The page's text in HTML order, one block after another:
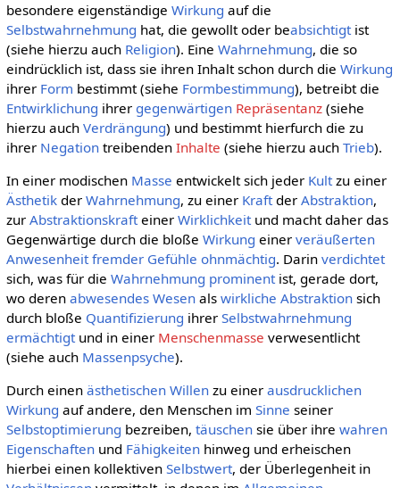
besondere eigenständige Wirkung auf die
Selbstwahrnehmung hat, die gewollt oder beabsichtigtist
(siehe hierzu auch Religion). Eine Wahrnehmung, die so
eindrücklich ist, dass sie ihren Inhalt schon durch die Wirkung
ihrer Form bestimmt (siehe Formbestimmung), betreibt die
Entwirklichung ihrer gegenwärtigen Repräsentanz(siehe
hierzu auch Verdrängung) und bestimmt hierfurch die zu
ihrer Negationtreibenden Inhalte (siehe hierzu auch Trieb).
In einer modischen Masse entwickelt sich jeder Kultzu einer
Ästhetikder Wahrnehmung, zu einer Kraftder Abstraktion,
zur Abstraktionskrafteiner Wirklichkeitund macht daher das
Gegenwärtige durch die bloße Wirkung einer veräußerten
Anwesenheit fremder Gefühle ohnmächtig. Darin verdichtet
sich, was für die Wahrnehmung prominentist, gerade dort,
wo deren abwesendes Wesenals wirkliche Abstraktionsich
durch bloße Quantifizierung ihrer Selbstwahrnehmung
ermächtigtund in einer Menschenmasse verwesentlicht
(siehe auch Massenpsyche).
Durch einen ästhetischen Willenzu einer ausdrucklichen
Wirkung auf andere, den Menschen im Sinne seiner
Selbstoptimierung bezreiben, täuschensie über ihre wahren
Eigenschaftenund Fähigkeitenhinweg und erheischen
hierbei einen kollektiven Selbstwert, der Überlegenheit in